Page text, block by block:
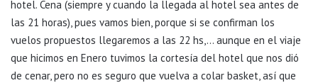
hotel. Cena (siempre y cuando la llegada al hotel sea antes de
las 21 horas), pues vamos bien, porque si se confirman los
vuelos propuestos llegaremos a las 22 hs,… aunque en el viaje
que hicimos en Enero tuvimos la cortesía del hotel que nos dió
de cenar, pero no es seguro que vuelva a colar basket, así que